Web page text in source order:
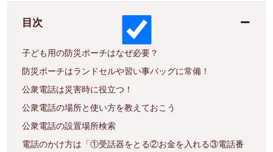
目次
子ども用の防災ポーチはなぜ必要？
防災ポーチはランドセルや習い事バッグに常備！
公衆電話は災害時に役立つ！
公衆電話の場所と使い方を教えておこう
公衆電話の設置場所検索
電話のかけ方は「①受話器をとる②お金を入れる③電話番